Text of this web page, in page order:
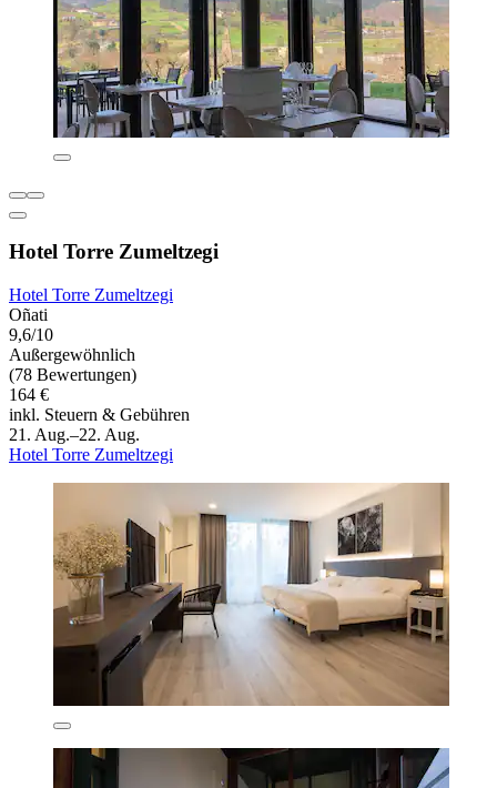
Hotel Torre Zumeltzegi
Hotel Torre Zumeltzegi
Oñati
9,6/10
Außergewöhnlich
(78 Bewertungen)
164 €
inkl. Steuern & Gebühren
21. Aug.–22. Aug.
Hotel Torre Zumeltzegi